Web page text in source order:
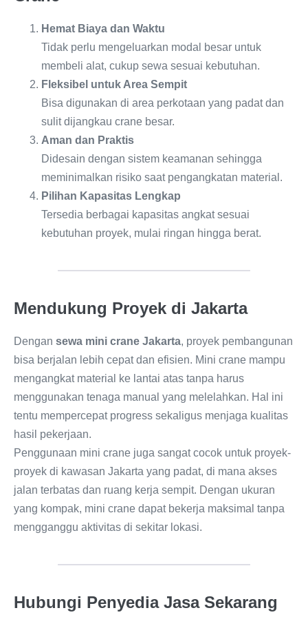
Hemat Biaya dan Waktu
Tidak perlu mengeluarkan modal besar untuk
membeli alat, cukup sewa sesuai kebutuhan.
Fleksibel untuk Area Sempit
Bisa digunakan di area perkotaan yang padat dan
sulit dijangkau crane besar.
Aman dan Praktis
Didesain dengan sistem keamanan sehingga
meminimalkan risiko saat pengangkatan material.
Pilihan Kapasitas Lengkap
Tersedia berbagai kapasitas angkat sesuai
kebutuhan proyek, mulai ringan hingga berat.
Mendukung Proyek di Jakarta
Dengan sewa mini crane Jakarta, proyek pembangunan
bisa berjalan lebih cepat dan efisien. Mini crane mampu
mengangkat material ke lantai atas tanpa harus
menggunakan tenaga manual yang melelahkan. Hal ini
tentu mempercepat progress sekaligus menjaga kualitas
hasil pekerjaan.
Penggunaan mini crane juga sangat cocok untuk proyek-
proyek di kawasan Jakarta yang padat, di mana akses
jalan terbatas dan ruang kerja sempit. Dengan ukuran
yang kompak, mini crane dapat bekerja maksimal tanpa
mengganggu aktivitas di sekitar lokasi.
Hubungi Penyedia Jasa Sekarang